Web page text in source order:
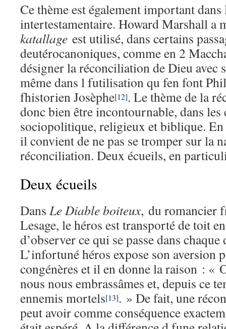
Ce thème est également important
intertestamentaire. Howard Marshall a
katallage est utilisé, dans certains
deutérocanoniques, comme en 2
désigner la réconciliation de Dieu avec
même dans l futilisation qu fen font
fhistorien Josèphe[12]. Le thème de la
donc bien être incontournable, dans les
sociopolitique, religieux et biblique.
il convient de ne pas se tromper sur la
réconciliation. Deux écueils, en
Deux écueils
Dans Le Diable boiteux, du romancier
Lesage, le héros est transporté de toit
d’observer ce qui se passe dans
L’infortuné héros expose son aversion
congénères et il en donne la raison : «
nous nous embrassâmes et, depuis ce
ennemis mortels[13]. » De fait, une
peut avoir comme conséquence